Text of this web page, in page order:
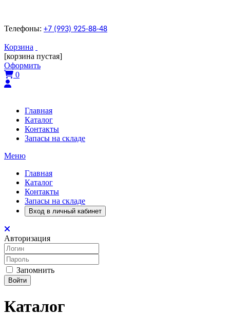
Телефоны: +7 (993) 925-88-48
Корзина
[корзина пустая]
Оформить
0
Главная
Каталог
Контакты
Запасы на складе
Меню
Главная
Каталог
Контакты
Запасы на складе
Вход в личный кабинет
Авторизация
Запомнить
Войти
Каталог